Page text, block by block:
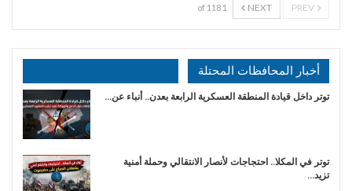
NEXT
1 of 118
أخبار المحافظات المحتلة
توتر داخل قيادة المنطقة العسكرية الرابعة بعدن.. أنباء عن…
توتر في المكلا.. احتجاجات لأنصار الانتقالي وحملة أمنية
تزيد…